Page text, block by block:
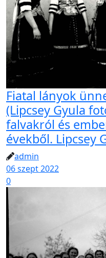
Fiatal lányok
(Lipcsey Gyula
falvakról és
évekből. Lipcsey
admin
06 szept 2022
0